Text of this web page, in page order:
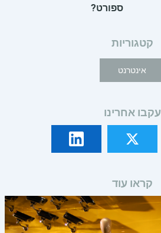
ספורט?
קטגוריות
אינטרנט
עקבו אחרינו
קראו עוד